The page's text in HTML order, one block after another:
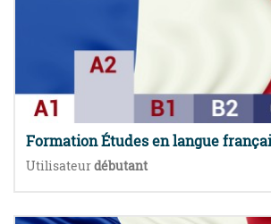
Formation Études en langue
Utilisateurdébutant